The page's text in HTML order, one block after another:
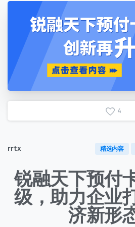
4
rrtx 精选内容
锐融天下预付
级，助力企业
济新形